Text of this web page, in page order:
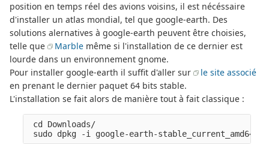
position en temps réel des avions voisins, il est nécéssaire
d'installer un atlas mondial, tel que google-earth. Des
solutions alernatives à google-earth peuvent être choisies,
telle que
Marble même si l'installation de ce dernier est
lourde dans un environnement gnome.
Pour installer google-earth il suffit d'aller sur
le site associé
en prenant le dernier paquet 64 bits stable.
L'installation se fait alors de manière tout à fait classique :
cd Downloads/